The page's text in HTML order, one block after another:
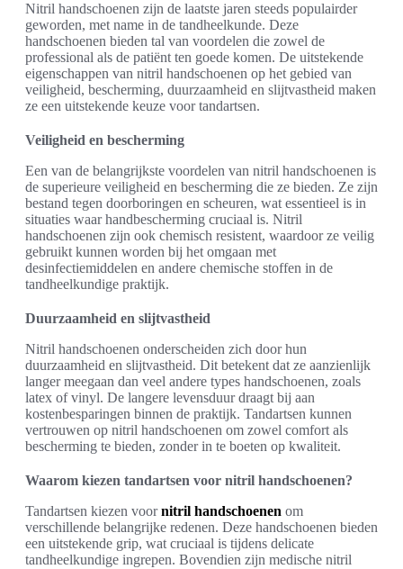
Nitril handschoenen zijn de laatste jaren steeds populairder
geworden, met name in de tandheelkunde. Deze
handschoenen bieden tal van voordelen die zowel de
professional als de patiënt ten goede komen. De uitstekende
eigenschappen van nitril handschoenen op het gebied van
veiligheid, bescherming, duurzaamheid en slijtvastheid maken
ze een uitstekende keuze voor tandartsen.
Veiligheid en bescherming
Een van de belangrijkste voordelen van nitril handschoenen is
de superieure veiligheid en bescherming die ze bieden. Ze zijn
bestand tegen doorboringen en scheuren, wat essentieel is in
situaties waar handbescherming cruciaal is. Nitril
handschoenen zijn ook chemisch resistent, waardoor ze veilig
gebruikt kunnen worden bij het omgaan met
desinfectiemiddelen en andere chemische stoffen in de
tandheelkundige praktijk.
Duurzaamheid en slijtvastheid
Nitril handschoenen onderscheiden zich door hun
duurzaamheid en slijtvastheid. Dit betekent dat ze aanzienlijk
langer meegaan dan veel andere types handschoenen, zoals
latex of vinyl. De langere levensduur draagt bij aan
kostenbesparingen binnen de praktijk. Tandartsen kunnen
vertrouwen op nitril handschoenen om zowel comfort als
bescherming te bieden, zonder in te boeten op kwaliteit.
Waarom kiezen tandartsen voor nitril handschoenen?
Tandartsen kiezen voornitril handschoenen om
verschillende belangrijke redenen. Deze handschoenen bieden
een uitstekende grip, wat cruciaal is tijdens delicate
tandheelkundige ingrepen. Bovendien zijn medische nitril